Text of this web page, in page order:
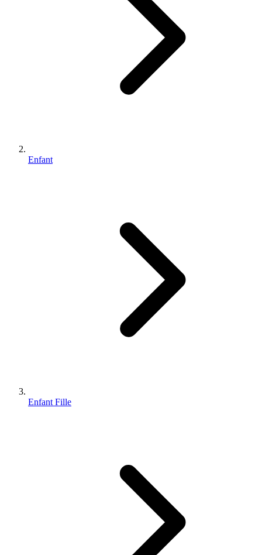
Enfant
Enfant Fille